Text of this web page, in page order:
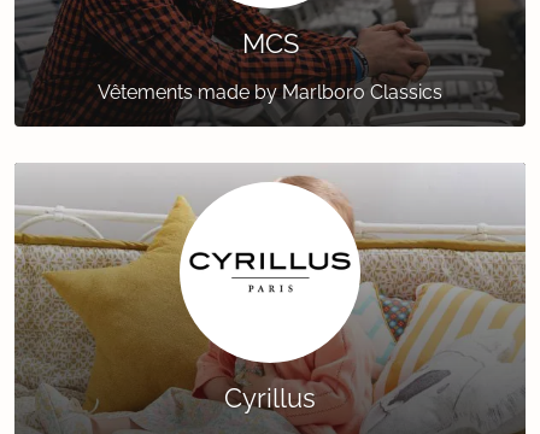
MCS
Vêtements made by Marlboro Classics
Cyrillus